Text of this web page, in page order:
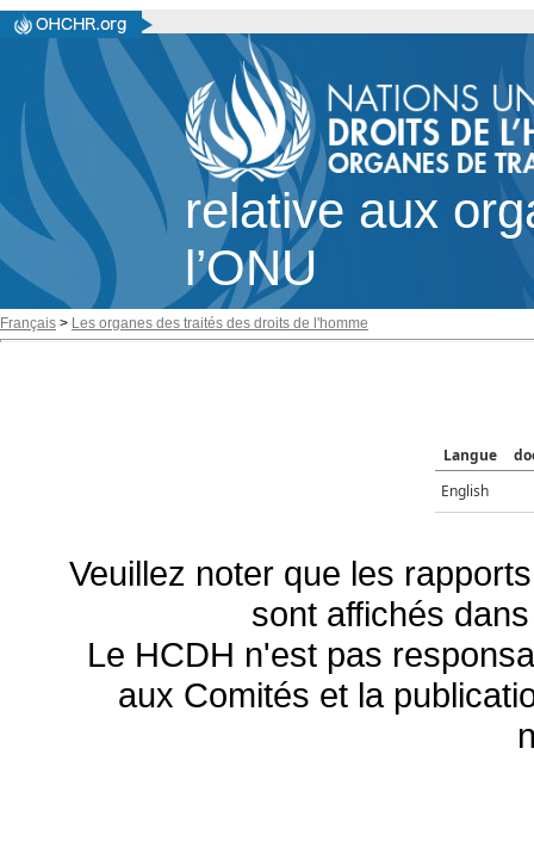
relative aux
l’ONU
Français > Les organes des traités des droits de l'homme
Langue
English
Veuillez noter que les
sont affichés
Le HCDH n'est pas
aux Comités et la